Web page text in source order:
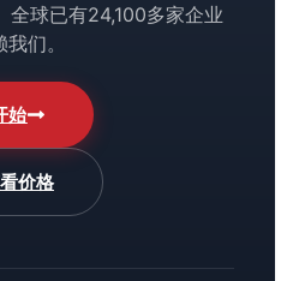
全球已有24,100多家企业
们。
始
价格